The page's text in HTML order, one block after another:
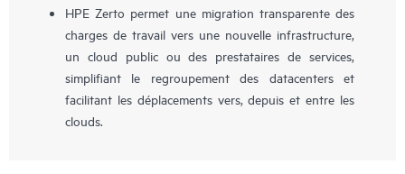
HPE Zerto permet une migration transparente des
charges de travail vers une nouvelle infrastructure,
un cloud public ou des prestataires de services,
simplifiant le regroupement des datacenters et
facilitant les déplacements vers, depuis et entre les
clouds.